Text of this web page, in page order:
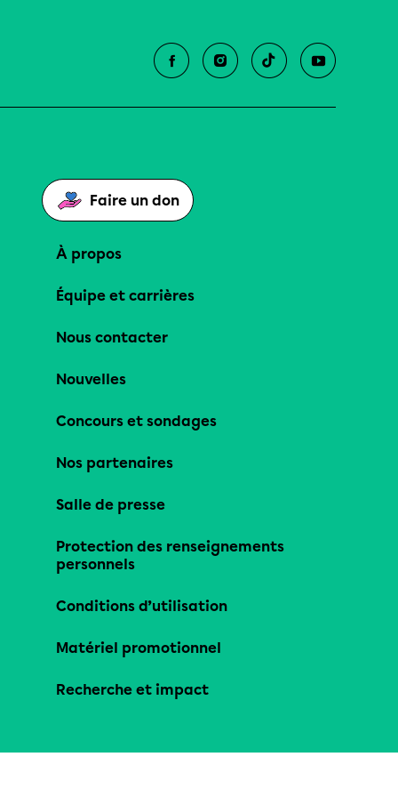
Faire un don
À propos
Équipe et carrières
Nous contacter
Nouvelles
Concours et sondages
Nos partenaires
Salle de presse
Protection des renseignements
personnels
Conditions d’utilisation
Matériel promotionnel
Recherche et impact